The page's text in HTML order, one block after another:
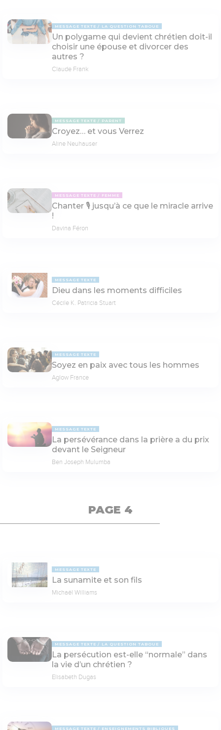
MESSAGE TEXTE LA QUESTION TABOUE
Un polygame qui devient chrétien doit-il
choisir une épouse et divorcer des
autres ?
Claude Frank
MESSAGE TEXTE PARENT
Croyez… et vous Verrez
Aline Neuhauser
MESSAGE TEXTE FEMME
Chanter 🎙 jusqu’à ce que le miracle arrive
!
Davina Féron
MESSAGE TEXTE
Dieu dans les moments difficiles
Cécile K. Patricia Stuart
MESSAGE TEXTE
Soyez en paix avec tous les hommes
Aglow France
MESSAGE TEXTE
La persévérance dans la prière a du prix
devant le Seigneur
Ben Joseph Mulumba
PAGE 4
MESSAGE TEXTE
La sunamite et son fils
Michaël Williams
MESSAGE TEXTE LA QUESTION TABOUE
La persécution est-elle “normale” dans
la vie d’un chrétien ?
Elisabeth Dugas
MESSAGE TEXTE ENSEIGNEMENTS BIBLIQUES